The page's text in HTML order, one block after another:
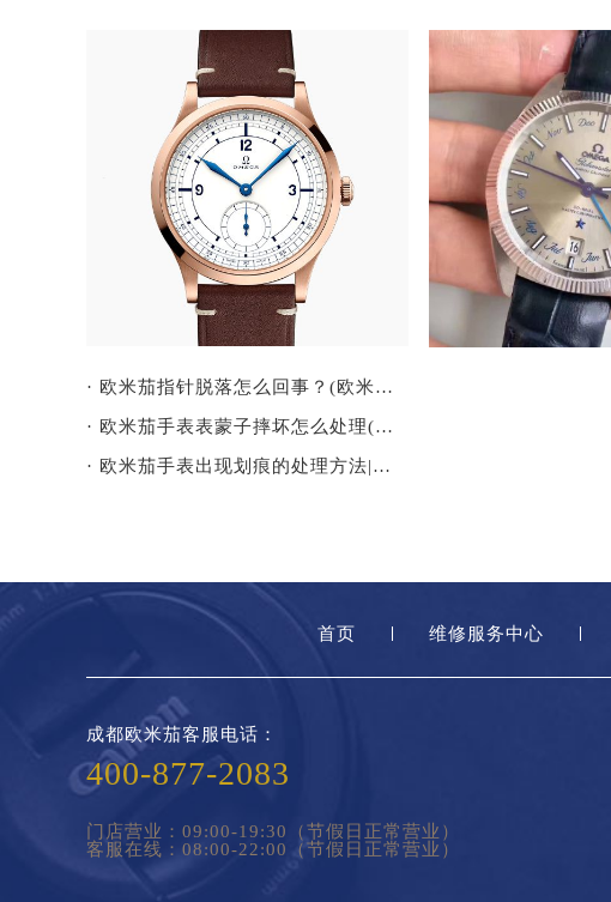
· 欧米茄指针脱落怎么回事？(欧米茄指针脱落怎么办？)
· 欧米茄手表表蒙子摔坏怎么处理(应该如何更换)
· 欧米茄手表出现划痕的处理方法|手表划痕修复
首页 维修服务中心
成都欧米茄客服电话：
400-877-2083
门店营业：09:00-19:30（节假日正常营业）
客服在线：08:00-22:00（节假日正常营业）